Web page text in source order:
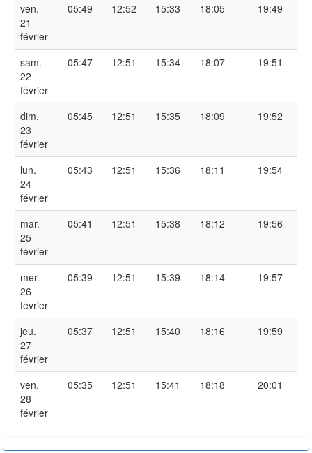
ven.
21
février
05:49 12:52 15:33 18:05 19:49
sam.
22
février
05:47 12:51 15:34 18:07 19:51
dim.
23
février
05:45 12:51 15:35 18:09 19:52
lun.
24
février
05:43 12:51 15:36 18:11 19:54
mar.
25
février
05:41 12:51 15:38 18:12 19:56
mer.
26
février
05:39 12:51 15:39 18:14 19:57
jeu.
27
février
05:37 12:51 15:40 18:16 19:59
ven.
28
février
05:35 12:51 15:41 18:18 20:01